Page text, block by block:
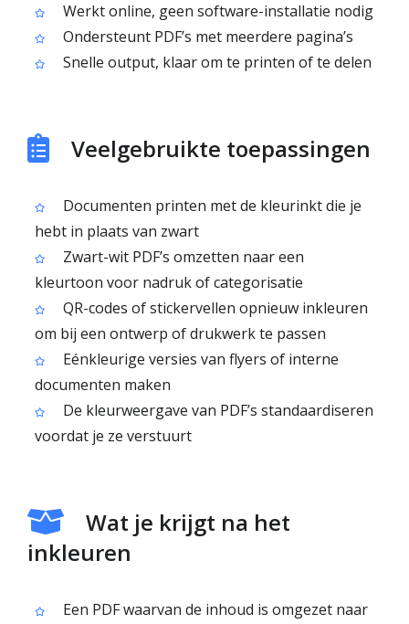
Werkt online, geen software-installatie nodig
Ondersteunt PDF’s met meerdere pagina’s
Snelle output, klaar om te printen of te delen
Veelgebruikte toepassingen
Documenten printen met de kleurinkt die je
hebt in plaats van zwart
Zwart-wit PDF’s omzetten naar een
kleurtoon voor nadruk of categorisatie
QR-codes of stickervellen opnieuw inkleuren
om bij een ontwerp of drukwerk te passen
Eénkleurige versies van flyers of interne
documenten maken
De kleurweergave van PDF’s standaardiseren
voordat je ze verstuurt
Wat je krijgt na het
inkleuren
Een PDF waarvan de inhoud is omgezet naar